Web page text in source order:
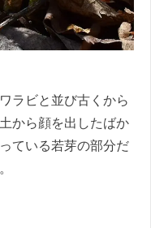
ラビと並び古くから
から顔を出したばか
ている若芽の部分だ